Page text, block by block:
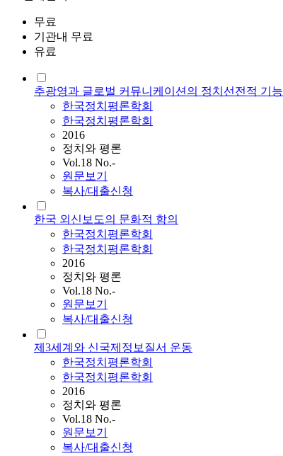
무료
기관내 무료
유료
추광영과 글로벌 커뮤니케이션의 정치선전적 기능
한국정치평론학회
한국정치평론학회
2016
정치와 평론
Vol.18 No.-
원문보기
복사/대출신청
한국 외신보도의 문화적 함의
한국정치평론학회
한국정치평론학회
2016
정치와 평론
Vol.18 No.-
원문보기
복사/대출신청
제3세계와 신국제정보질서 운동
한국정치평론학회
한국정치평론학회
2016
정치와 평론
Vol.18 No.-
원문보기
복사/대출신청